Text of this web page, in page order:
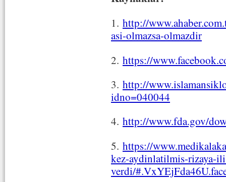
1. http://
asi-olmazsa-olmazdir
2. https://
3. http://
idno=040044
4. http://www.fda.gov/
5. https://
kez-aydinlatilmis-rizaya-
verdi/